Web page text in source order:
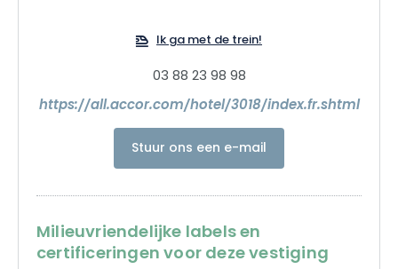
Ik ga met de trein!
03 88 23 98 98
https://all.accor.com/hotel/3018/index.fr.shtml
Stuur ons een e-mail
Milieuvriendelijke labels en
certificeringen voor deze vestiging